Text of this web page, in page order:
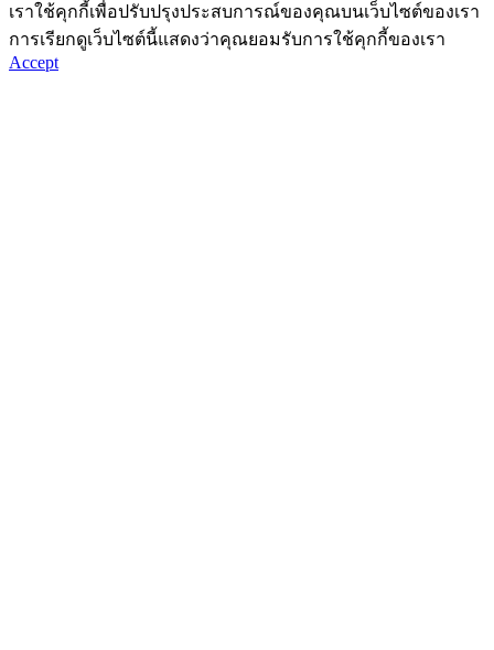
เราใช้คุกกี้เพื่อปรับปรุงประสบการณ์ของคุณบนเว็บไซต์ของเรา
การเรียกดูเว็บไซต์นี้แสดงว่าคุณยอมรับการใช้คุกกี้ของเรา
Accept